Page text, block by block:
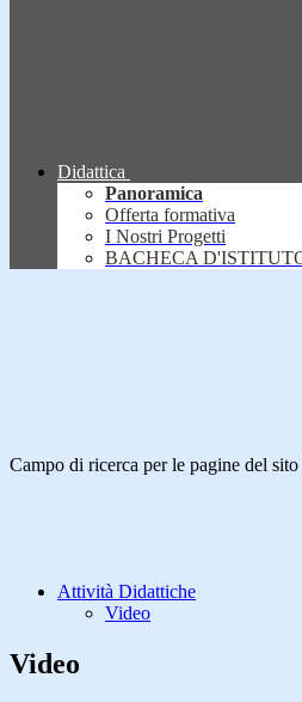
Didattica
Panoramica
Offerta formativa
I Nostri Progetti
BACHECA
Campo di ricerca per le pagine del sito
Attività Didattiche
Video
Video